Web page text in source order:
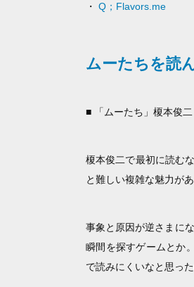
・ Q；Flavors.me
ムーたちを読
■ 「ムーたち」榎本俊二
榎本俊二で最初に読む
と難しい複雑な魅力があ
事象と原因が逆さまに
瞬間を探すゲームとか
で読みにくいなと思っ